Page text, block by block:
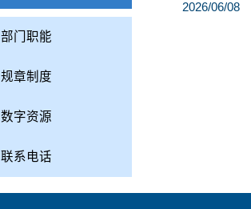
部门职能
规章制度
数字资源
联系电话
2026/06/08